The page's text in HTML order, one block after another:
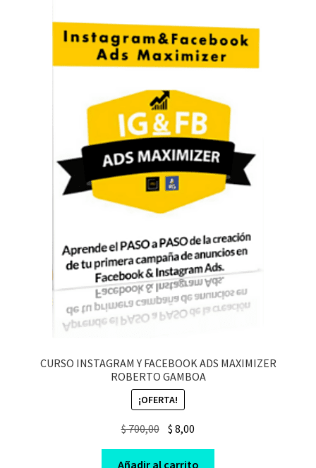
CURSO INSTAGRAM Y FACEBOOK ADS MAXIMIZER
ROBERTO GAMBOA
¡OFERTA!
$700,00 Original
was:
$ 8,00
is:
Añadir al carrito